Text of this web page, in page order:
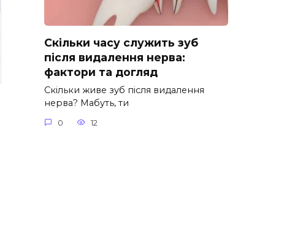
Скільки часу служить зуб
після видалення нерва:
фактори та догляд
Скільки живе зуб після видалення
нерва? Мабуть, ти
0 12